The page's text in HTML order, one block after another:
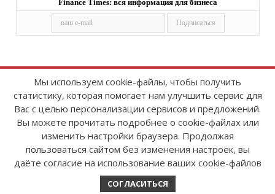
Finance Times: вся информация для бизнеса
Copyright © 2008-2026FinanceTimes
Зарегистрировано в Роскомнадзоре
Свидетельство о регистрации СМИ:
серия Эл № ФС77-86300 от 10 ноября 2023 г
Мы используем cookie-файлы, чтобы получить
статистику, которая помогает нам улучшить сервис для
Вас с целью персонализации сервисов и предложений.
Вы можете прочитать подробнее о cookie-файлах или
изменить настройки браузера. Продолжая
пользоваться сайтом без изменения настроек, вы
даёте согласие на использование ваших cookie-файлов
СОГЛАСИТЬСЯ